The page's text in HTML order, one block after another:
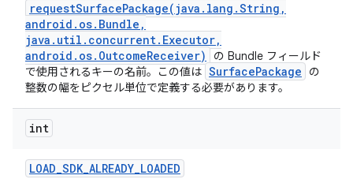
requestSurfacePackage(java.lang.String,
android.os.Bundle,
java.util.concurrent.Executor,
android.os.OutcomeReceiver)
の Bundle フィールド
で使用されるキーの名前。この値は SurfacePackage
の
整数の幅をピクセル単位で定義する必要があります。
int
LOAD_SDK_ALREADY_LOADED